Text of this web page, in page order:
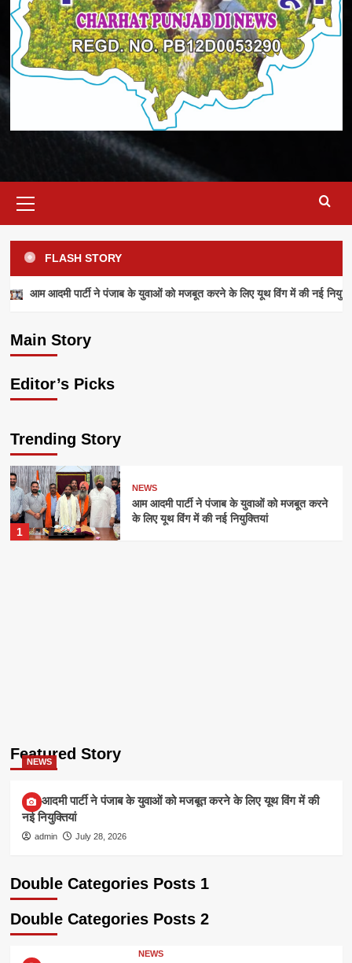
Menu
FLASH STORY
आम आदमी पार्टी ने पंजाब के युवाओं को मजबूत करने के लिए यूथ विंग में की नई
Main Story
आम आदमी पार्टी ने पंजाब के युवाओं को मजबूत करने के
admin July 28, 2026
Editor’s Picks
Trending Story
1
NEWS
आम आदमी पार्टी ने पंजाब के युवाओं को मजबूत करने
के लिए यूथ विंग में की नई नियुक्तियां
Featured Story
NEWS
आम आदमी पार्टी ने पंजाब के युवाओं को मजबूत करने के लिए यूथ विंग में की
नई नियुक्तियां
admin July 28, 2026
Double Categories Posts 1
Double Categories Posts 2
NEWS